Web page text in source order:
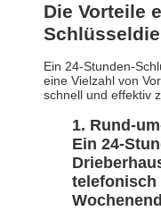
Die Vorteile
Ein 24-Stunden-
eine Vielzahl von
schnell und effektiv
Rund-
Ein 24-
telefonisch